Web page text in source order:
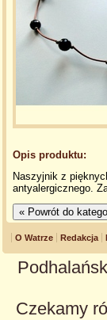
Opis produktu:
Naszyjnik z
antyalergicznego.
O Watrze Redakcja
Czekamy